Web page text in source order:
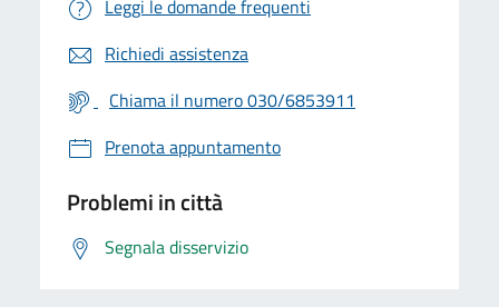
Leggi le domande frequenti
Richiedi assistenza
Chiama il numero 030/6853911
Prenota appuntamento
Problemi in città
Segnala disservizio